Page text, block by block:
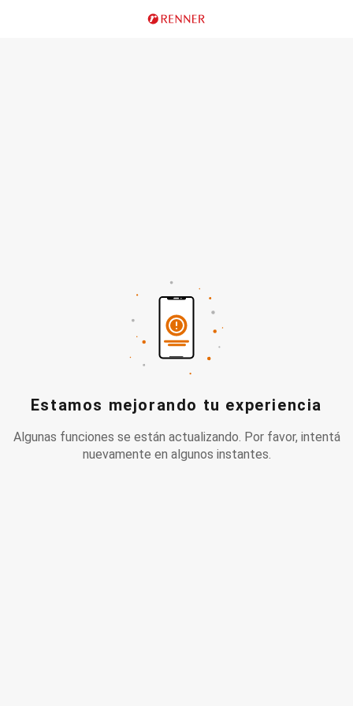
Estamos mejorando tu experiencia
Algunas funciones se están actualizando. Por favor, intentá
nuevamente en algunos instantes.